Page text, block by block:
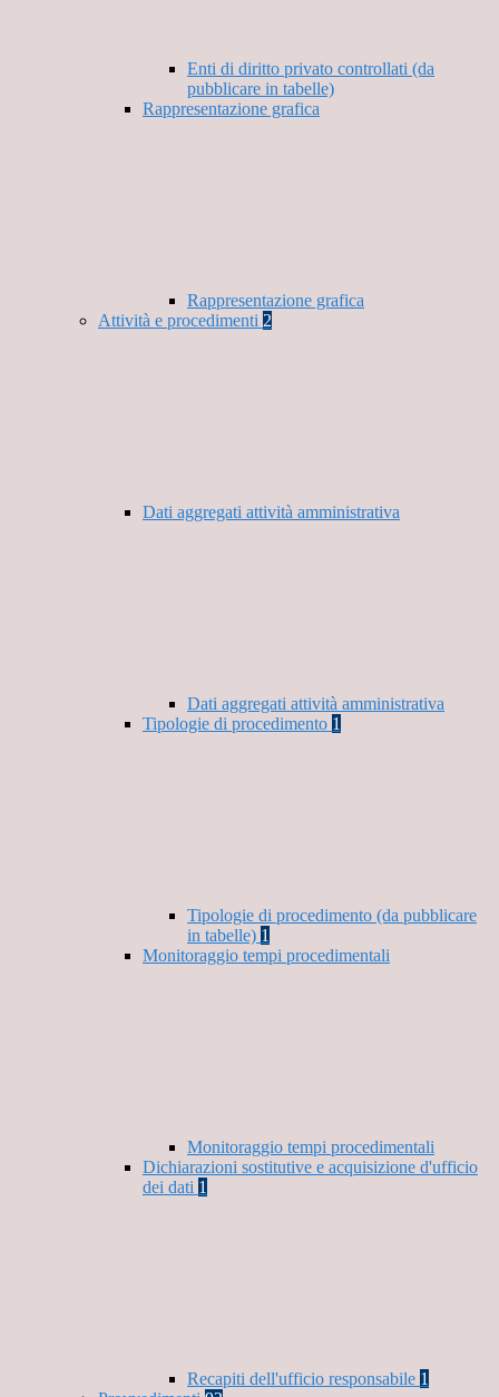
Enti di diritto privato controllati (da
pubblicare in tabelle)
Rappresentazione grafica
Rappresentazione grafica
Attività e procedimenti 2
Dati aggregati attività amministrativa
Dati aggregati attività amministrativa
Tipologie di procedimento 1
Tipologie di procedimento (da pubblicare
in tabelle) 1
Monitoraggio tempi procedimentali
Monitoraggio tempi procedimentali
Dichiarazioni sostitutive e acquisizione d'ufficio
dei dati 1
Recapiti dell'ufficio responsabile 1